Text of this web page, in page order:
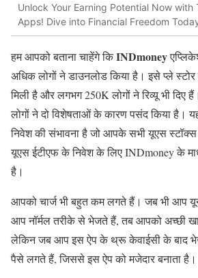
Unlock Your Earning Potential Now with
Apps! Dive into Financial Freedom
हम आपको बताना चाहेंगे किINDmoney
अधिक लोगों ने डाउनलोड किया है। इसे प्ले स्टोर
मिली है और लगभग 250K लोगों ने रिव्यू भी दिए
लोगों ने दो विशेषताओं के कारण पसंद किया है।
निवेश की संभावना है जो आपके सभी यूएस
यूएस ईटीएफ के निवेश के लिए INDmoney के
है।
आपको चार्ज भी बहुत कम लगते हैं। जब भी आप
आप नॉर्मल तरीके से भेजते हैं, तब आपको अच्छी
लेकिन जब आप इस ऐप के थ्रू केवाईसी के बाद
पैसे लगते हैं, जिससे इस ऐप को मजेदार बनाता है।